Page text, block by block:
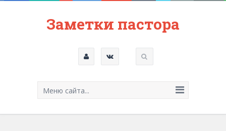
Заметки пастора
Меню сайта...